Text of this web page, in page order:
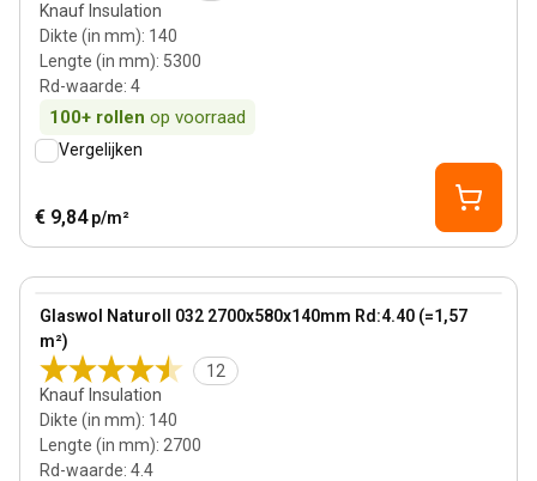
Knauf Insulation
Dikte (in mm): 140
Lengte (in mm): 5300
Rd-waarde: 4
100+ rollen op voorraad
Vergelijken
€ 9,84 p/m²
Glaswol Naturoll 032 2700x580x140mm Rd:4.40 (=1,57
m²)
12
Knauf Insulation
Dikte (in mm): 140
Lengte (in mm): 2700
Rd-waarde: 4.4
View product